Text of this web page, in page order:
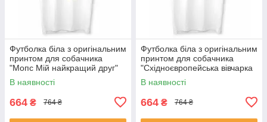
Футболка біла з оригінальним
принтом для собачника
"Мопс Мій найкращий друг"
Push IT
В наявності
664 ₴ 764 ₴
Футболка біла з оригінальним
принтом для собачника
"Східноєвропейська вівчарка
Мій найкращий друг" Push IT
В наявності
664 ₴ 764 ₴